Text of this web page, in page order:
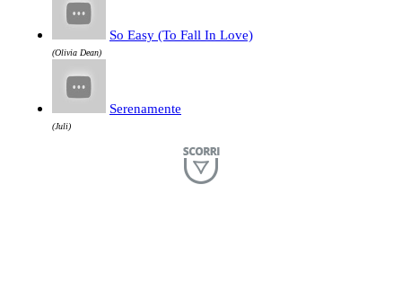
So Easy (To Fall In Love)
(Olivia Dean)
Serenamente
(Juli)